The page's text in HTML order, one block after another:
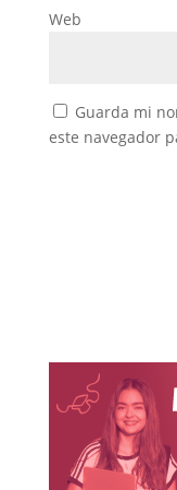
Web
Guarda mi
este navegador